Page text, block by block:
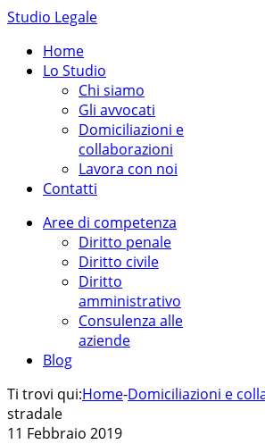
Studio Legale
Home
Lo Studio
Chi siamo
Gli avvocati
Domiciliazioni e
collaborazioni
Lavora con noi
Contatti
Aree di competenza
Diritto penale
Diritto civile
Diritto
amministrativo
Consulenza alle
aziende
Blog
Ti trovi qui:Home-Domiciliazioni e
stradale
11 Febbraio 2019